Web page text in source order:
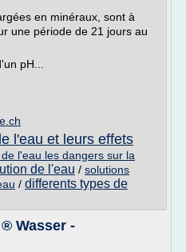
en minéraux, sont à
une période de 21 jours au
pH...
l'eau et leurs effets
l'eau les dangers sur la
de l'eau / solutions
/ differents types de
Wasser -